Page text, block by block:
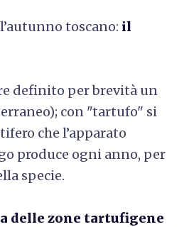
toscano: il
definito per brevità un
con "tartufo" si
che l’apparato
produce ogni anno, per
specie.
delle zone tartufigene